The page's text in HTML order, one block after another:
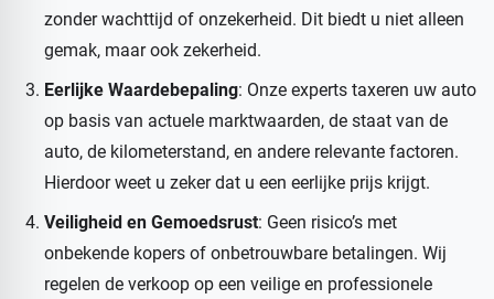
zonder wachttijd of onzekerheid. Dit biedt u niet alleen
gemak, maar ook zekerheid.
Eerlijke Waardebepaling: Onze experts taxeren uw auto
op basis van actuele marktwaarden, de staat van de
auto, de kilometerstand, en andere relevante factoren.
Hierdoor weet u zeker dat u een eerlijke prijs krijgt.
Veiligheid en Gemoedsrust: Geen risico’s met
onbekende kopers of onbetrouwbare betalingen. Wij
regelen de verkoop op een veilige en professionele